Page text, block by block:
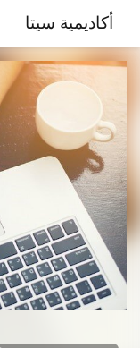
أكاديمية سيتا